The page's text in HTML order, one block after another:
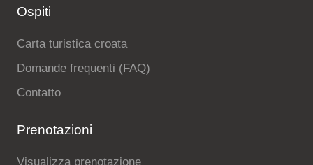
Ospiti
Carta turistica croata
Domande frequenti (FAQ)
Contatto
Prenotazioni
Visualizza prenotazione